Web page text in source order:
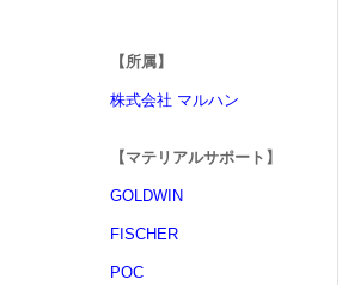
【所属】
株式会社 マルハン
【マテリアルサポート】
GOLDWIN
FISCHER
POC